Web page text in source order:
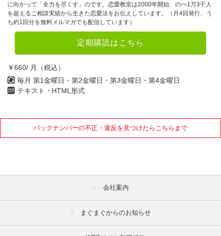
に向かって「全力を尽くす」のです。恋愛教室は2000年開始、のべ1万3千人
を超えるご相談実績から生きた恋愛法をお伝えしています。（月4回発行、う
ち約1回分を無料メルマガでも配信しています）
定期購読はこちら
￥660/ 月（税込）
毎月 第1金曜日・第2金曜日・第3金曜日・第4金曜日
テキスト・HTML形式
バックナンバーの不正・違反を見つけたらこちらまで
10月 11月 12月
2022年
4月
7月
2021年
8月会社案内
まぐまぐからのお知らせ